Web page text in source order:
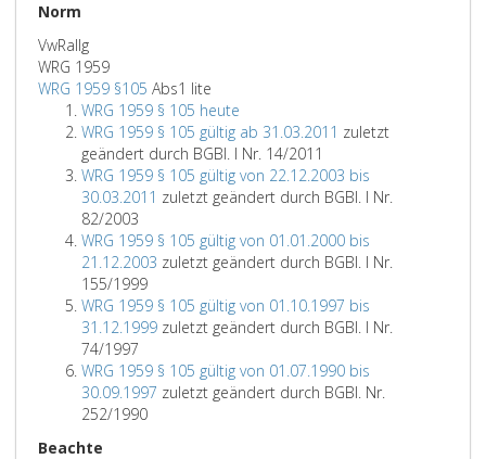
Norm
VwRallg
WRG 1959
WRG 1959 §105 Abs1 lite
WRG 1959 § 105 heute
WRG 1959 § 105 gültig ab 31.03.2011 zuletzt
geändert durch BGBl. I Nr. 14/2011
WRG 1959 § 105 gültig von 22.12.2003 bis
30.03.2011 zuletzt geändert durch BGBl. I Nr.
82/2003
WRG 1959 § 105 gültig von 01.01.2000 bis
21.12.2003 zuletzt geändert durch BGBl. I Nr.
155/1999
WRG 1959 § 105 gültig von 01.10.1997 bis
31.12.1999 zuletzt geändert durch BGBl. I Nr.
74/1997
WRG 1959 § 105 gültig von 01.07.1990 bis
30.09.1997 zuletzt geändert durch BGBl. Nr.
252/1990
Beachte